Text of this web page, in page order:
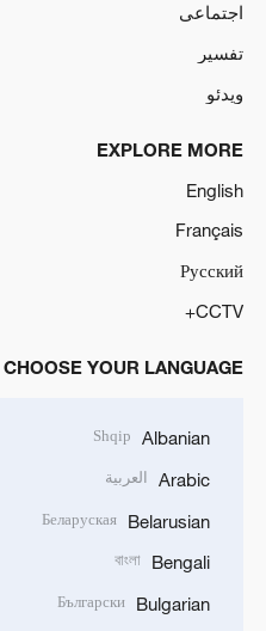
اجتماعی
تفسیر
ویدئو
EXPLORE MORE
English
Français
Русский
CCTV+
CHOOSE YOUR LANGUAGE
Albanian
Shqip
Arabic العربية
Belarusian
Беларуская
Bengali
বাংলা
Bulgarian
Български